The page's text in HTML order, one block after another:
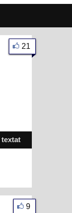
textat
21
9